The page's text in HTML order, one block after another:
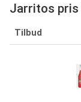
Jarritos
Tilbud